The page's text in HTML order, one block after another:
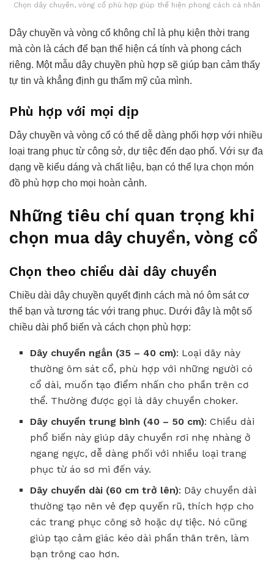
Chọn dây chuyền, vòng cổ phù hợp giúp thể hiện phong cách cá nhân
Dây chuyền và vòng cổ không chỉ là phụ kiện thời trang
mà còn là cách để bạn thể hiện cá tính và phong cách
riêng. Một mẫu dây chuyền phù hợp sẽ giúp bạn cảm thấy
tự tin và khẳng định gu thẩm mỹ của mình.
Phù hợp với mọi dịp
Dây chuyền và vòng cổ có thể dễ dàng phối hợp với nhiều
loại trang phục từ công sở, dự tiệc đến dạo phố. Với sự đa
dạng về kiểu dáng và chất liệu, bạn có thể lựa chọn món
đồ phù hợp cho mọi hoàn cảnh.
Những tiêu chí quan trọng khi
chọn mua dây chuyền, vòng cổ
Chọn theo chiều dài dây chuyền
Chiều dài dây chuyền quyết định cách mà nó ôm sát cơ
thể bạn và tương tác với trang phục. Dưới đây là một số
chiều dài phổ biến và cách chọn phù hợp:
Dây chuyền ngắn (35 – 40 cm): Loại dây này
thường ôm sát cổ, phù hợp với những người có
cổ dài, muốn tạo điểm nhấn cho phần trên cơ
thể. Thường được gọi là dây chuyền choker.
Dây chuyền trung bình (40 – 50 cm): Chiều dài
phổ biến này giúp dây chuyền rơi nhẹ nhàng ở
ngang ngực, dễ dàng phối với nhiều loại trang
phục từ áo sơ mi đến váy.
Dây chuyền dài (60 cm trở lên): Dây chuyền dài
thường tạo nên vẻ đẹp quyến rũ, thích hợp cho
các trang phục công sở hoặc dự tiệc. Nó cũng
giúp tạo cảm giác kéo dài phần thân trên, làm
bạn trông cao hơn.